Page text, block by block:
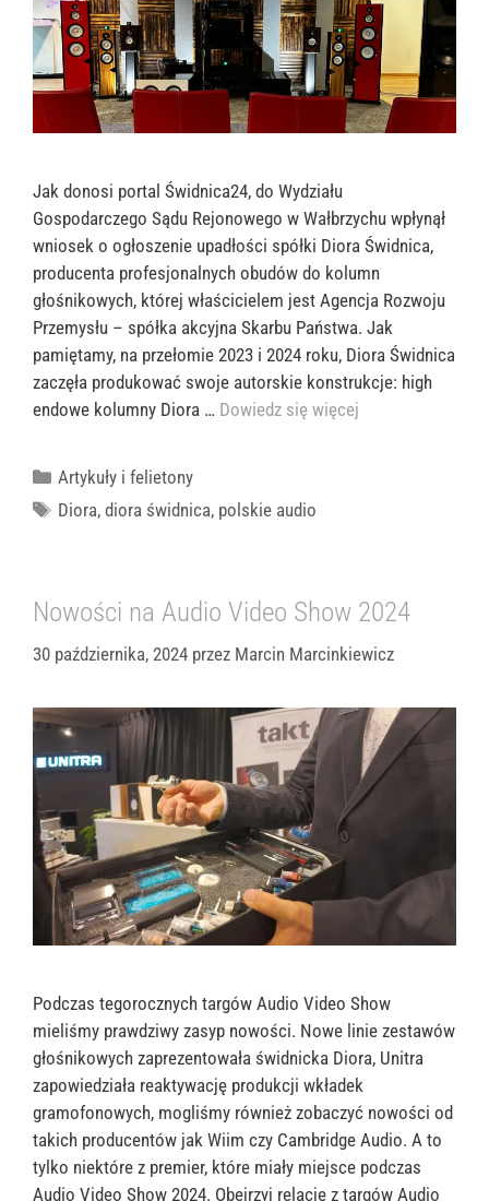
Jak donosi portal Świdnica24, do Wydziału
Gospodarczego Sądu Rejonowego w Wałbrzychu wpłynął
wniosek o ogłoszenie upadłości spółki Diora Świdnica,
producenta profesjonalnych obudów do kolumn
głośnikowych, której właścicielem jest Agencja Rozwoju
Przemysłu – spółka akcyjna Skarbu Państwa. Jak
pamiętamy, na przełomie 2023 i 2024 roku, Diora Świdnica
zaczęła produkować swoje autorskie konstrukcje: high
endowe kolumny Diora … Dowiedz się więcej
Kategorie
Artykuły i felietony
Tagi
Diora,diora świdnica, polskie audio
Nowości na Audio Video Show 2024
30 października, 2024 przez Marcin Marcinkiewicz
Podczas tegorocznych targów Audio Video Show
mieliśmy prawdziwy zasyp nowości. Nowe linie zestawów
głośnikowych zaprezentowała świdnicka Diora, Unitra
zapowiedziała reaktywację produkcji wkładek
gramofonowych, mogliśmy również zobaczyć nowości od
takich producentów jak Wiim czy Cambridge Audio. A to
tylko niektóre z premier, które miały miejsce podczas
Audio Video Show 2024. Obejrzyj relację z targów Audio